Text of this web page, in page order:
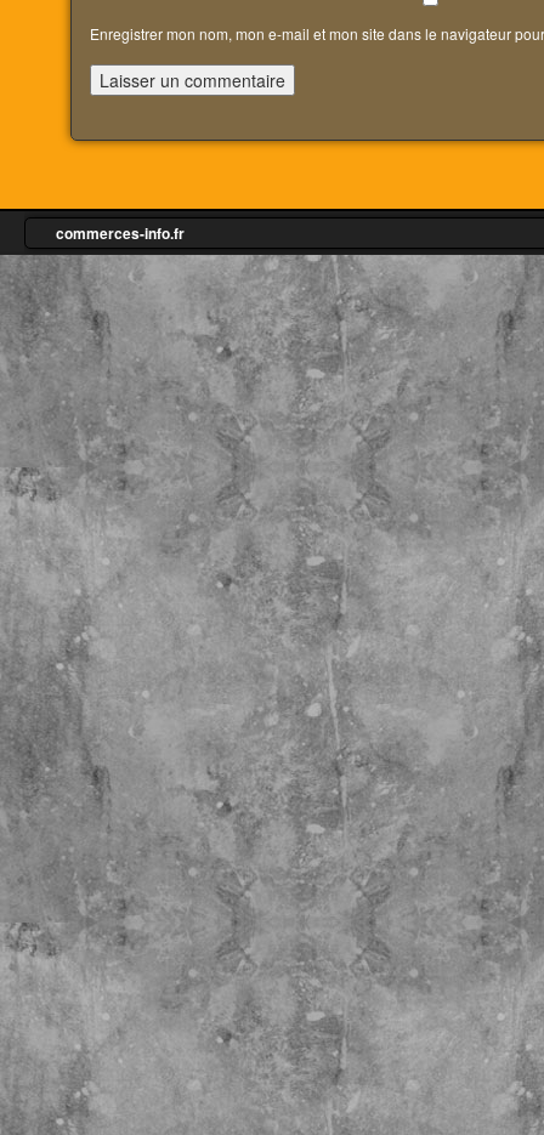
Enregistrer mon nom, mon e-mail et mon site dans le navigateur
commerces-info.fr